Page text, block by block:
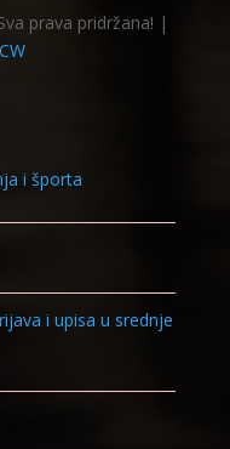
prava pridržana! |
i športa
i upisa u srednje